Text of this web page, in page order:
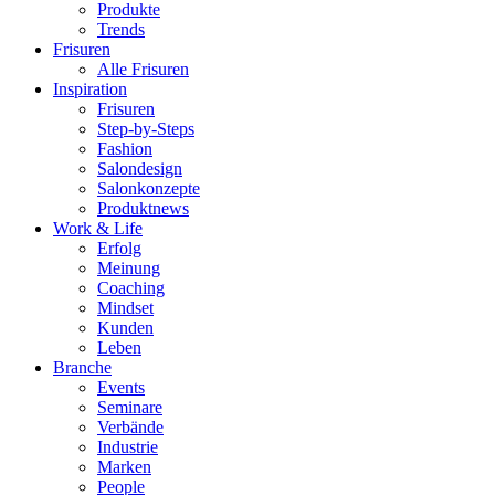
Produkte
Trends
Frisuren
Alle Frisuren
Inspiration
Frisuren
Step-by-Steps
Fashion
Salondesign
Salonkonzepte
Produktnews
Work & Life
Erfolg
Meinung
Coaching
Mindset
Kunden
Leben
Branche
Events
Seminare
Verbände
Industrie
Marken
People